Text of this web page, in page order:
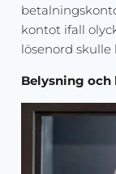
kontot ifall
lösenord
Belysning och